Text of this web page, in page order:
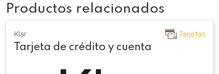
Productos relacionados
Klar Tarjetas
Tarjeta de crédito y cuenta